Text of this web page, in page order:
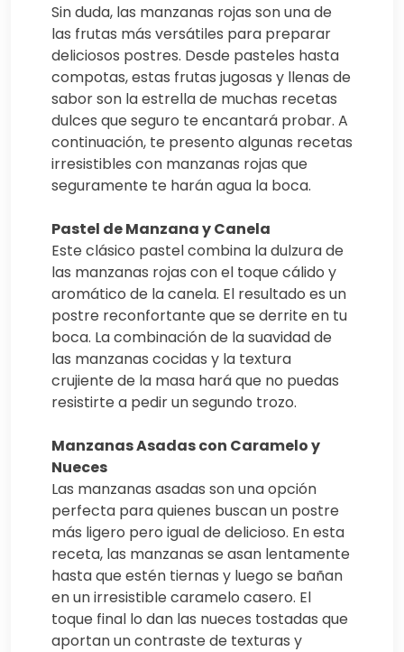
Sin duda, las manzanas rojas son una de
las frutas más versátiles para preparar
deliciosos postres. Desde pasteles hasta
compotas, estas frutas jugosas y llenas de
sabor son la estrella de muchas recetas
dulces que seguro te encantará probar. A
continuación, te presento algunas recetas
irresistibles con manzanas rojas que
seguramente te harán agua la boca.
Pastel de Manzana y Canela
Este clásico pastel combina la dulzura de
las manzanas rojas con el toque cálido y
aromático de la canela. El resultado es un
postre reconfortante que se derrite en tu
boca. La combinación de la suavidad de
las manzanas cocidas y la textura
crujiente de la masa hará que no puedas
resistirte a pedir un segundo trozo.
Manzanas Asadas con Caramelo y
Nueces
Las manzanas asadas son una opción
perfecta para quienes buscan un postre
más ligero pero igual de delicioso. En esta
receta, las manzanas se asan lentamente
hasta que estén tiernas y luego se bañan
en un irresistible caramelo casero. El
toque final lo dan las nueces tostadas que
aportan un contraste de texturas y